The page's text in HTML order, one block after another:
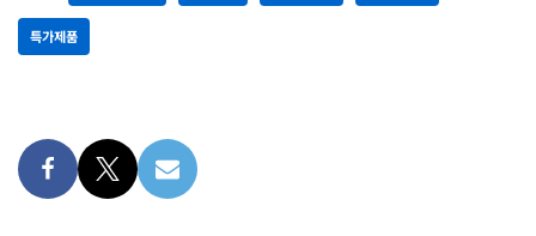
특가제품